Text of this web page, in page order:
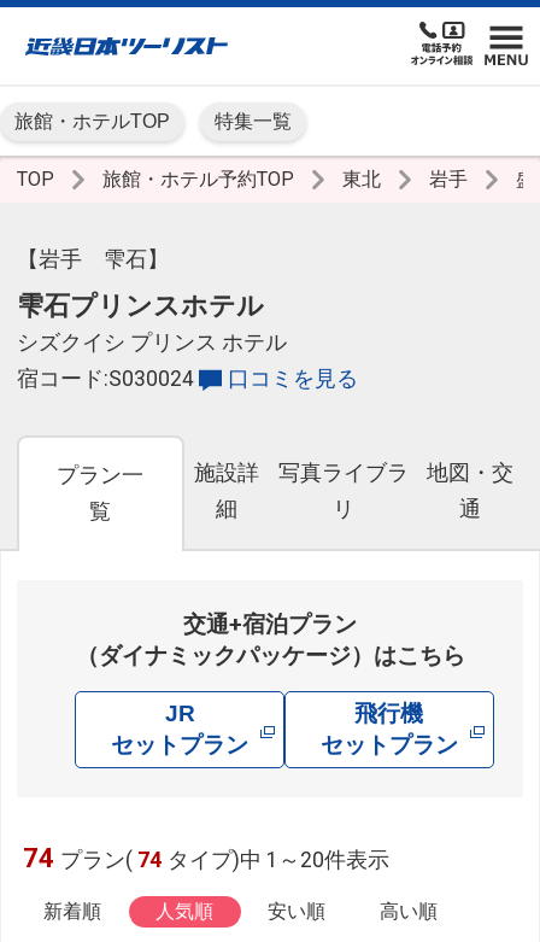
旅館・ホテルTOP 特集一覧
TOP 旅館・ホテル予約TOP 東北 岩手
【岩手 雫石】
雫石プリンスホテル
シズクイシ プリンス ホテル
宿コード:S030024
口コミを見る
プラン一
覧
施設詳
細
写真ライブラ
リ
地図・交
通
交通+宿泊プラン
（ダイナミックパッケージ）はこちら
JR
セットプラン
飛行機
セットプラン
74 プラン( 74 タイプ)中 1～20件表示
新着順 人気順 安い順 高い順